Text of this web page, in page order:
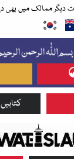
دیگر ممالک میں بھی
کتابیں